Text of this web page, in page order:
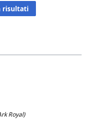
Royal)